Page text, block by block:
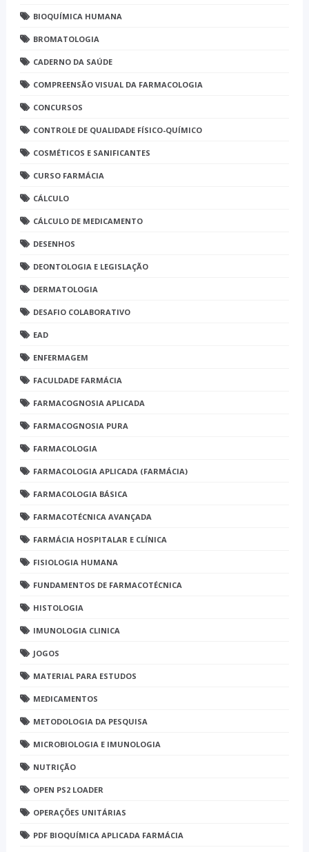
BIOQUÍMICA HUMANA
BROMATOLOGIA
CADERNO DA SAÚDE
COMPREENSÃO VISUAL DA FARMACOLOGIA
CONCURSOS
CONTROLE DE QUALIDADE FÍSICO-QUÍMICO
COSMÉTICOS E SANIFICANTES
CURSO FARMÁCIA
CÁLCULO
CÁLCULO DE MEDICAMENTO
DESENHOS
DEONTOLOGIA E LEGISLAÇÃO
DERMATOLOGIA
DESAFIO COLABORATIVO
EAD
ENFERMAGEM
FACULDADE FARMÁCIA
FARMACOGNOSIA APLICADA
FARMACOGNOSIA PURA
FARMACOLOGIA
FARMACOLOGIA APLICADA (FARMÁCIA)
FARMACOLOGIA BÁSICA
FARMACOTÉCNICA AVANÇADA
FARMÁCIA HOSPITALAR E CLÍNICA
FISIOLOGIA HUMANA
FUNDAMENTOS DE FARMACOTÉCNICA
HISTOLOGIA
IMUNOLOGIA CLINICA
JOGOS
MATERIAL PARA ESTUDOS
MEDICAMENTOS
METODOLOGIA DA PESQUISA
MICROBIOLOGIA E IMUNOLOGIA
NUTRIÇÃO
OPEN PS2 LOADER
OPERAÇÕES UNITÁRIAS
PDF BIOQUÍMICA APLICADA FARMÁCIA